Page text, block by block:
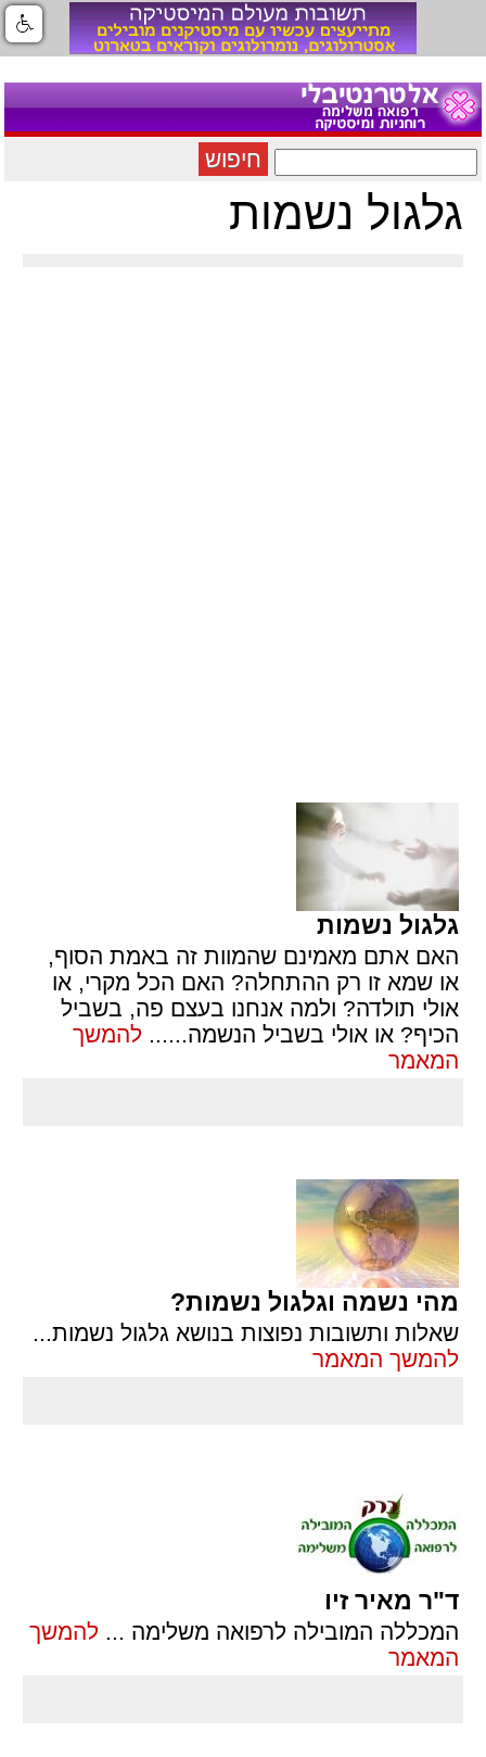
חיפוש
גלגול נשמות
גלגול נשמות
האם אתם מאמינם שהמוות זה באמת הסוף,
או שמא זו רק ההתחלה? האם הכל מקרי, או
אולי תולדה? ולמה אנחנו בעצם פה, בשביל
הכיף? או אולי בשביל הנשמה...... להמשך
המאמר
מהי נשמה וגלגול נשמות?
שאלות ותשובות נפוצות בנושא גלגול נשמות...
להמשך המאמר
ד"ר מאיר זיו
המכללה המובילה לרפואה משלימה ... להמשך
המאמר